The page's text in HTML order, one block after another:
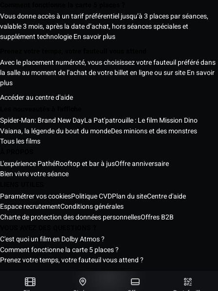
Vous donne accès à un tarif préférentiel jusqu’à 3 places par séances,
valable 3 mois, après la date d’achat, hors séances spéciales et
supplément technologieEn savoir plus
Avec le placement numéroté, vous choisissez votre fauteuil préféré dans
la salle au moment de l’achat de votre billet en ligne ou sur siteEn savoir
plus
Accéder au centre d'aide
Spider-Man: Brand New DayLa Pat'patrouille : Le film Mission Dino
Vaiana, la légende du bout du mondeDes minions et des monstres
Tous les films
L'expérience PathéRooftop et bar à jusOffre anniversaire
Bien vivre votre séance
Paramétrer vos cookiesPolitique CVDPlan du siteCentre d'aide
Espace recrutementConditions générales
Charte de protection des données personnellesOffres B2B
C'est quoi un film en Dolby Atmos ?
Comment fonctionne la carte 5 places ?
Prenez votre temps, votre fauteuil vous attend ?
Les Cinémas Pathé Sénégal © 2026